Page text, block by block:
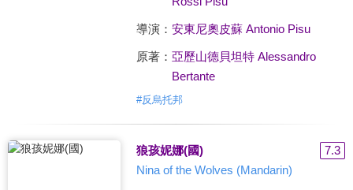
導演： 安東尼奧皮蘇 Antonio Pisu
原著： 亞歷山德貝坦特 Alessandro
Bertante
#反烏托邦
狼孩妮娜(國)
7.3
Nina of the Wolves (Mandarin)